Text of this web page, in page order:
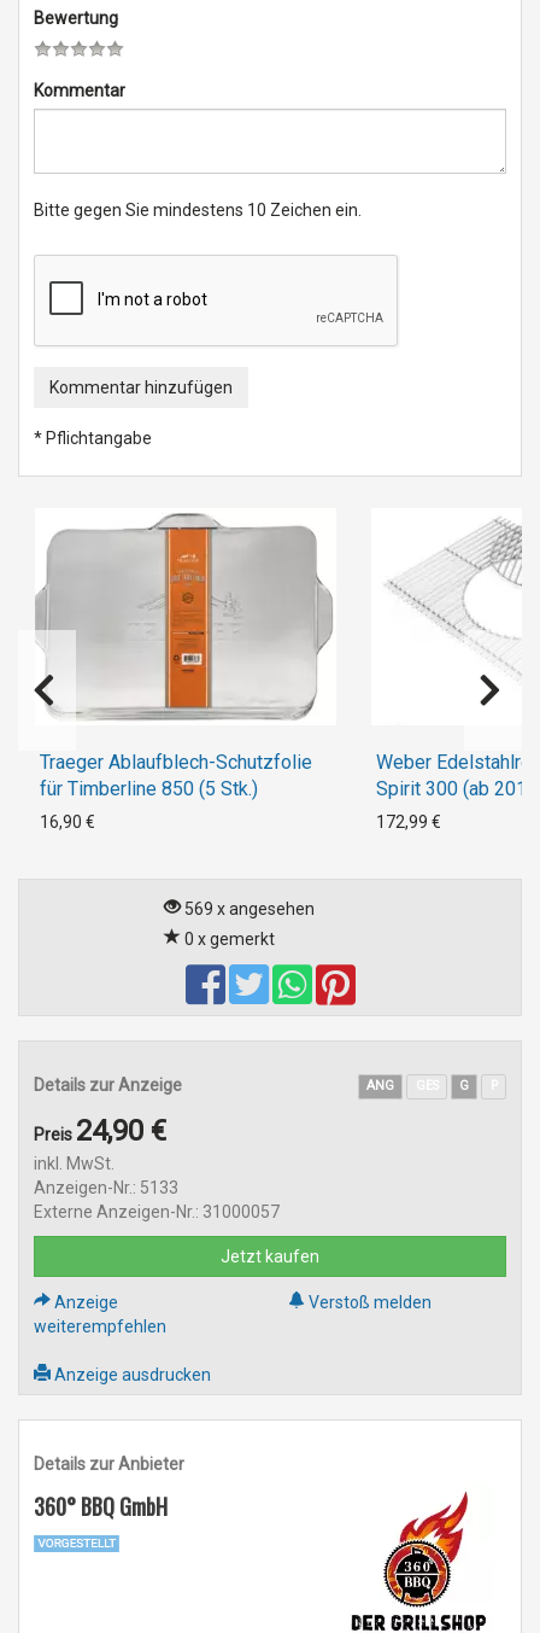
Bewertung
Kommentar
Bitte gegen Sie mindestens 10 Zeichen ein.
Kommentar hinzufügen
* Pflichtangabe
Traeger Ablaufblech-Schutzfolie
für Timberline 850 (5 Stk.)
16,90 €
Weber
Spirit 300 (ab
Smokefire EX4/
172,99 €
569 x angesehen
0 x gemerkt
Details zur Anzeige ANG G
Preis 24,90 €
inkl. MwSt.
Anzeigen-Nr.: 5133
Externe Anzeigen-Nr.: 31000057
Jetzt kaufen
Anzeige
weiterempfehlen
Verstoß melden
Anzeige ausdrucken
Details zur Anbieter
360° BBQ GmbH